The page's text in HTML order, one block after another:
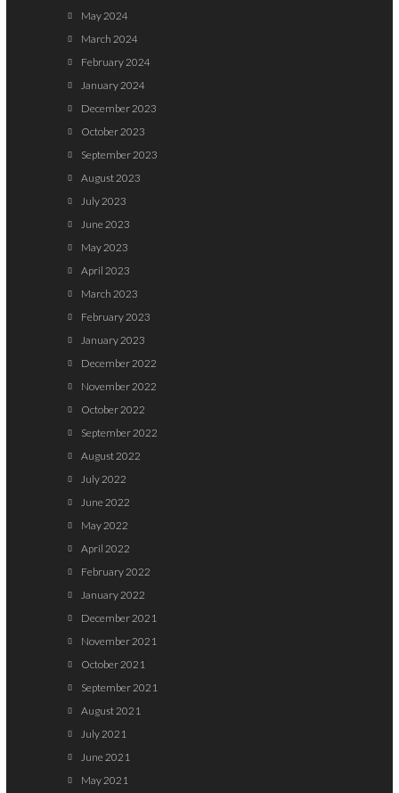
May 2024
March 2024
February 2024
January 2024
December 2023
October 2023
September 2023
August 2023
July 2023
June 2023
May 2023
April 2023
March 2023
February 2023
January 2023
December 2022
November 2022
October 2022
September 2022
August 2022
July 2022
June 2022
May 2022
April 2022
February 2022
January 2022
December 2021
November 2021
October 2021
September 2021
August 2021
July 2021
June 2021
May 2021